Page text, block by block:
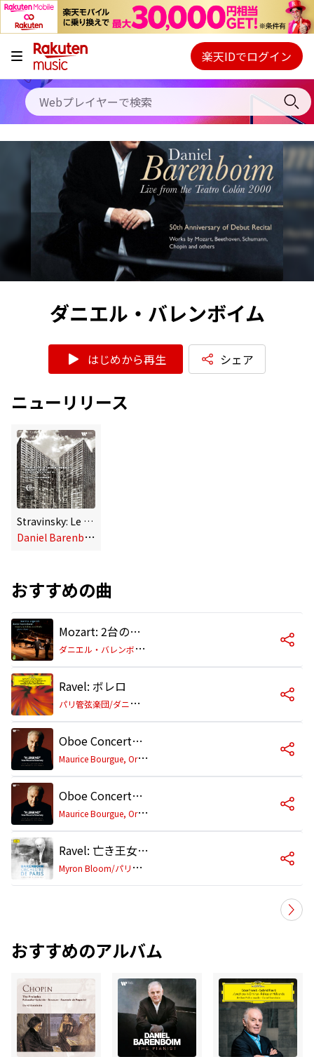
キャンペーン
料金プラン
使い方
初回30日間無料お試し
Webプレイヤー
ご契約内容の確認・変更
楽天IDでログイン
ダニエル・バレンボイム
はじめから再生 シェア
ニューリリース
Stravinsky: Le sacre du printemps - Debussy: La Mer - Boulez: Notations VII
D
aniel Barenboim, Chicago Symphony Orchestra
おすすめの曲
Mozart: 2台のピアノのためのソナタ ニ長調 K. 448: 第1楽章: Allegro con spirito (Live)
ダ
ニエル・バレンボイム/マルタ・アルゲリッチ
Ravel: ボレロ
パ
リ管弦楽団/ダニエル・バレンボイム
Oboe Concerto in C Major, K. 314: II. Adagio non troppo
M
aurice Bourgue, Orchestre de Paris, Daniel Barenboim
Oboe Concerto in C Major, K. 314: I. Allegro aperto
M
aurice Bourgue, Orchestre de Paris, Daniel Barenboim
Ravel: 亡き王女のためのパヴァーヌ
M
yron Bloom/パリ管弦楽団/ダニエル・バレンボイム
おすすめのアルバム